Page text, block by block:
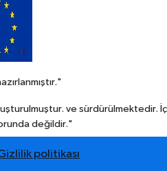
ve sürdürülmektedir.
değildir."
politikası